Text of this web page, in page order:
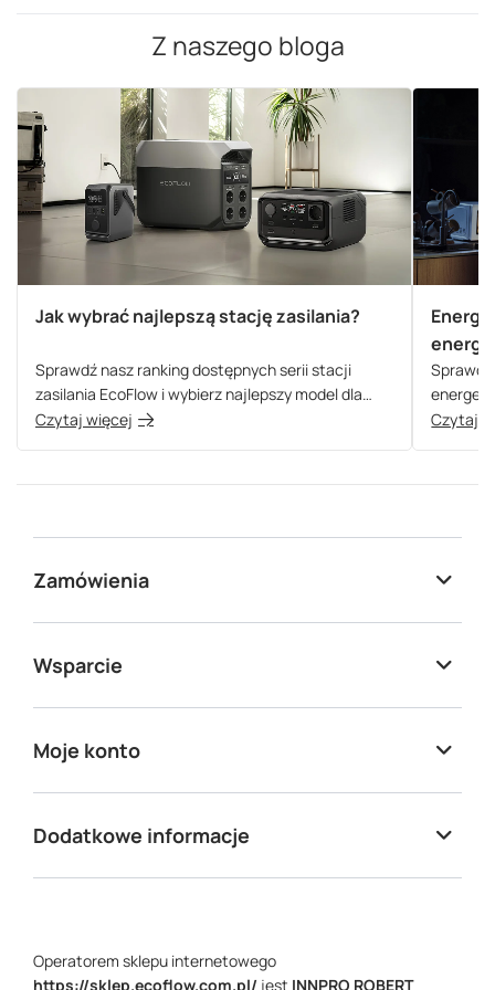
Z naszego bloga
Jak wybrać najlepszą stację zasilania?
Sprawdź nasz ranking dostępnych serii stacji
zasilania EcoFlow i wybierz najlepszy model dla
siebie!
Czytaj więcej
Czytaj
Zamówienia
Wsparcie
Moje konto
Dodatkowe informacje
Operatorem sklepu internetowego
https://sklep.ecoflow.com.pl/ jest INNPRO ROBERT